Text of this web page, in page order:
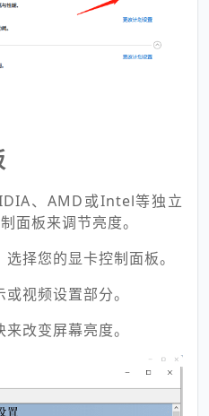
、AMD或Intel等独立
面板来调节亮度。
择您的显卡控制面板。
视频设置部分。